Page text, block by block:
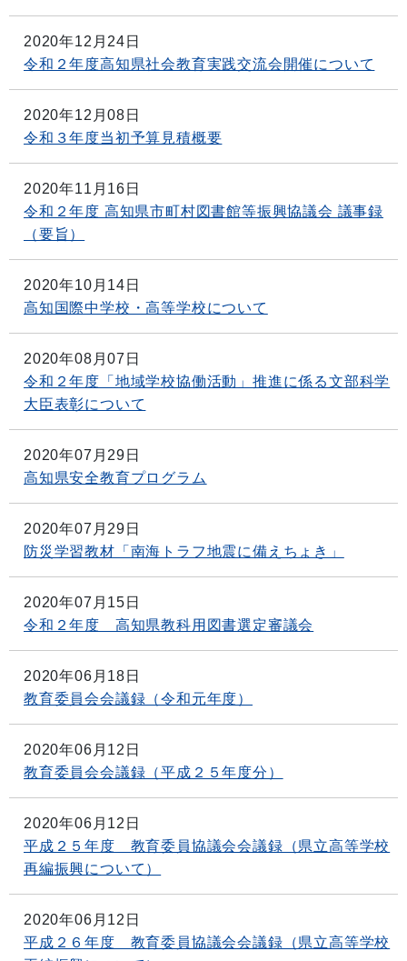
2020年12月24日
令和２年度高知県社会教育実践交流会開催について
2020年12月08日
令和３年度当初予算見積概要
2020年11月16日
令和２年度 高知県市町村図書館等振興協議会 議事録
（要旨）
2020年10月14日
高知国際中学校・高等学校について
2020年08月07日
令和２年度「地域学校協働活動」推進に係る文部科学
大臣表彰について
2020年07月29日
高知県安全教育プログラム
2020年07月29日
防災学習教材「南海トラフ地震に備えちょき」
2020年07月15日
令和２年度 高知県教科用図書選定審議会
2020年06月18日
教育委員会会議録（令和元年度）
2020年06月12日
教育委員会会議録（平成２５年度分）
2020年06月12日
平成２５年度 教育委員協議会会議録（県立高等学校
再編振興について）
2020年06月12日
平成２６年度 教育委員協議会会議録（県立高等学校